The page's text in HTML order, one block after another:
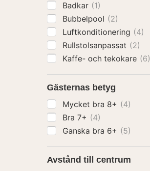
Badkar (1)
Bubbelpool (2)
Luftkonditionering (4)
Rullstolsanpassat (2)
Kaffe- och tekokare (6)
Gästernas betyg
Mycket bra 8+ (4)
Bra 7+ (4)
Ganska bra 6+ (5)
Avstånd till centrum